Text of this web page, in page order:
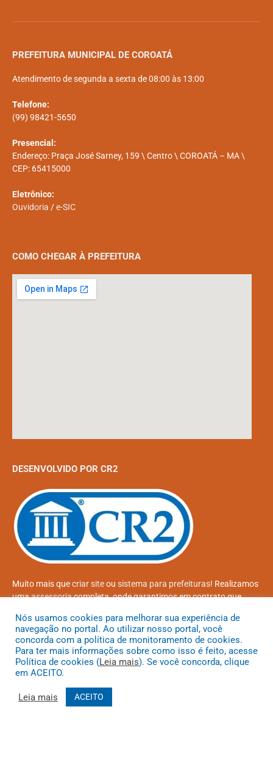
PREFEITURA MUNICIPAL DE COROATÁ
Atendimento de segunda a sexta de 08:00 às 13:00
Telefone:
(99) 98421-5650
Presencial:
Endereço: Praça José Sarney, 159 \ Centro \ COROATÁ – MA \
CEP: 65415000
Eletrônico:
Ouvidoria /e-SIC
COMO CHEGAR À PREFEITURA
DESENVOLVIDO POR CR2
Muito mais quecriar siteou sistema para prefeituras! Realizamos
umaassessoriacompleta, onde garantimos em contrato que
atendidas.
Conheça oPNTPe oRadar da Transparência Pública
Todos os direitos reservados a Prefeitura Municipal de Coroatá
Nós usamos cookies para melhorar sua experiência de
navegação no portal. Ao utilizar nosso portal, você
concorda com a política de monitoramento de cookies.
Para ter mais informações sobre como isso é feito, acesse
Política de cookies (Leia mais). Se você concorda, clique
em ACEITO.
Leia mais ACEITO